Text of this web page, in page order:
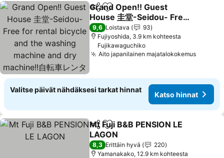
Jaa Lisää suosikkeihin
Grand Open!! Guest
House 圭堂-Seidou- Free
for rental bicycle and the
washing machine and dry
machine!!自転車レンタル
無料!!無料ランドリー有!!
Katso hinnat
9,6 Loistava
93
Fujiyoshida, 3.9 km kohteesta
Fujikawaguchiko
Aito japanilainen majatalokokemusKatso
Valitse päivät nähdäksesi tarkat hinnat
Katso hinnat
Jaa Lisää suosikkeihin
Mt Fuji B&B PENSION LE
LAGON
Katso hinnat
8,3 Erittäin hyvä
220
Yamanakako, 12.9 km kohteesta